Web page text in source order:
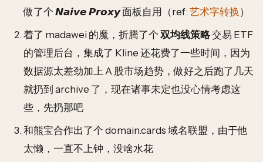
做了个 𝙉𝙖𝙞𝙫𝙚 𝙋𝙧𝙤𝙭𝙮 面板自用（ref: 艺术字转换）
着了 madawei 的魔，折腾了个 双均线策略交易 ETF
的管理后台，集成了 Kline 还花费了一些时间，因为
数据源太差劲加上 A 股市场趋势，做好之后跑了几天
就扔到 archive 了，现在诸事未定也没心情考虑这
些，先扔那吧
和熊宝合作出了个 domain.cards 域名联盟，由于他
太懒，一直不上钟，没啥水花